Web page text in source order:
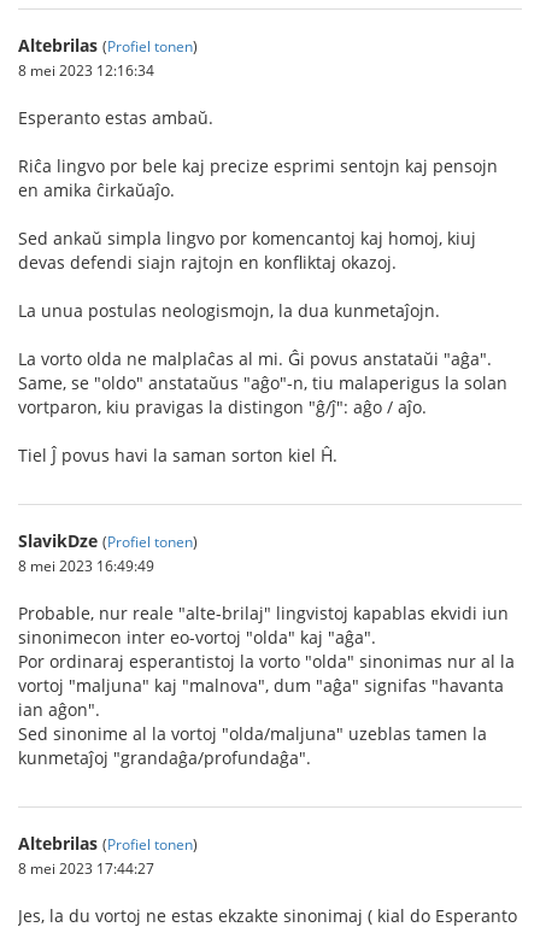
Altebrilas (Profiel tonen)
8 mei 2023 12:16:34
Esperanto estas ambaŭ.
Riĉa lingvo por bele kaj precize esprimi sentojn kaj pensojn
en amika ĉirkaŭaĵo.
Sed ankaŭ simpla lingvo por komencantoj kaj homoj, kiuj
devas defendi siajn rajtojn en konfliktaj okazoj.
La unua postulas neologismojn, la dua kunmetaĵojn.
La vorto olda ne malplaĉas al mi. Ĝi povus anstataŭi "aĝa".
Same, se "oldo" anstataŭus "aĝo"-n, tiu malaperigus la solan
vortparon, kiu pravigas la distingon "ĝ/ĵ": aĝo / aĵo.
Tiel Ĵ povus havi la saman sorton kiel Ĥ.
SlavikDze (Profiel tonen)
8 mei 2023 16:49:49
Probable, nur reale "alte-brilaj" lingvistoj kapablas ekvidi iun
sinonimecon inter eo-vortoj "olda" kaj "aĝa".
Por ordinaraj esperantistoj la vorto "olda" sinonimas nur al la
vortoj "maljuna" kaj "malnova", dum "aĝa" signifas "havanta
ian aĝon".
Sed sinonime al la vortoj "olda/maljuna" uzeblas tamen la
kunmetaĵoj "grandaĝa/profundaĝa".
Altebrilas (Profiel tonen)
8 mei 2023 17:44:27
Jes, la du vortoj ne estas ekzakte sinonimaj ( kial do Esperanto